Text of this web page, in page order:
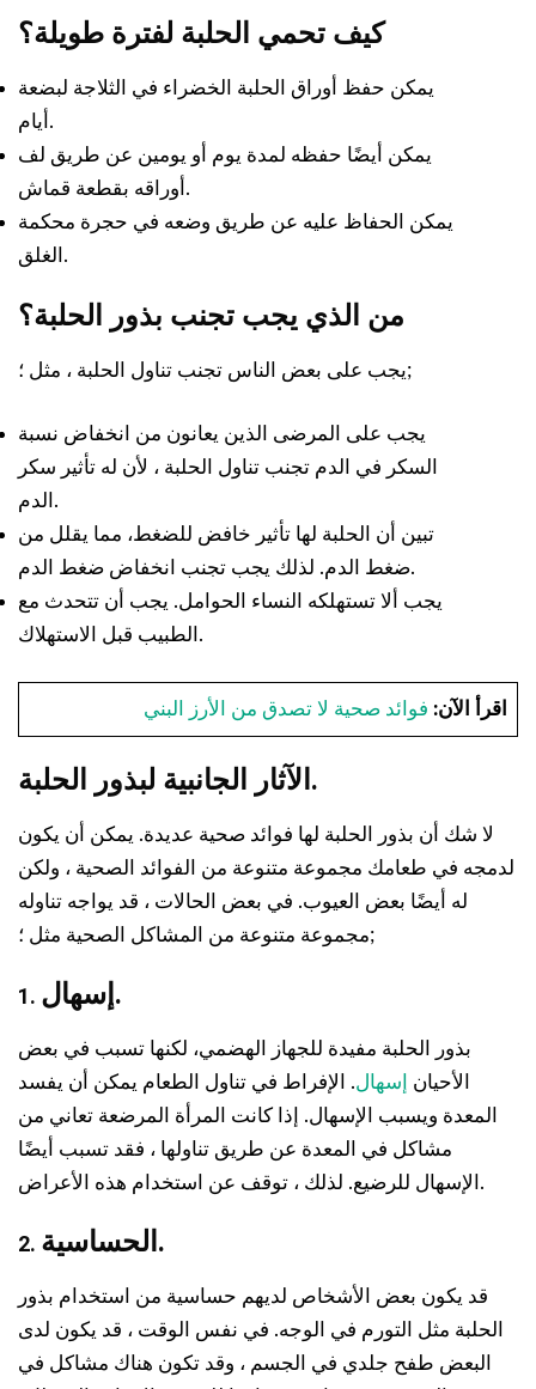
كيف تحمي الحلبة لفترة طويلة؟
يمكن حفظ أوراق الحلبة الخضراء في الثلاجة لبضعة
أيام.
يمكن أيضًا حفظه لمدة يوم أو يومين عن طريق لف
أوراقه بقطعة قماش.
يمكن الحفاظ عليه عن طريق وضعه في حجرة محكمة
الغلق.
من الذي يجب تجنب بذور الحلبة؟
يجب على بعض الناس تجنب تناول الحلبة ، مثل ؛;
يجب على المرضى الذين يعانون من انخفاض نسبة
السكر في الدم تجنب تناول الحلبة ، لأن له تأثير سكر
الدم.
تبين أن الحلبة لها تأثير خافض للضغط، مما يقلل من
ضغط الدم. لذلك يجب تجنب انخفاض ضغط الدم.
يجب ألا تستهلكه النساء الحوامل. يجب أن تتحدث مع
الطبيب قبل الاستهلاك.
اقرأ الآن: فوائد صحية لا تصدق من الأرز البني
الآثار الجانبية لبذور الحلبة.
لا شك أن بذور الحلبة لها فوائد صحية عديدة. يمكن أن يكون
لدمجه في طعامك مجموعة متنوعة من الفوائد الصحية ، ولكن
له أيضًا بعض العيوب. في بعض الحالات ، قد يواجه تناوله
مجموعة متنوعة من المشاكل الصحية مثل ؛;
1. إسهال.
بذور الحلبة مفيدة للجهاز الهضمي، لكنها تسبب في بعض
الأحيان
إسهال. الإفراط في تناول الطعام يمكن أن يفسد
المعدة ويسبب الإسهال. إذا كانت المرأة المرضعة تعاني من
مشاكل في المعدة عن طريق تناولها ، فقد تسبب أيضًا
الإسهال للرضيع. لذلك ، توقف عن استخدام هذه الأعراض.
2. الحساسية.
قد يكون بعض الأشخاص لديهم حساسية من استخدام بذور
الحلبة مثل التورم في الوجه. في نفس الوقت ، قد يكون لدى
البعض طفح جلدي في الجسم ، وقد تكون هناك مشاكل في